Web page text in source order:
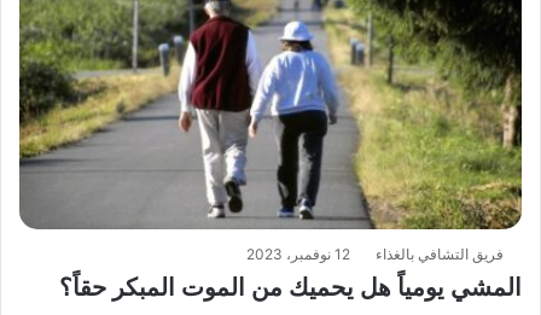
فريق التشافي بالغذاء 12 نوفمبر، 2023
المشي يومياً هل يحميك من الموت المبكر حقاً؟